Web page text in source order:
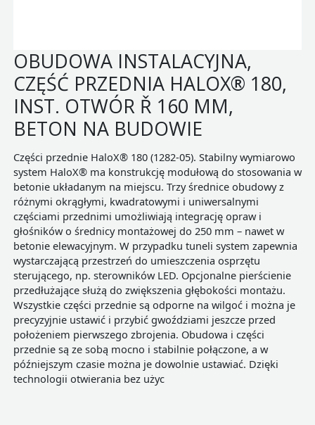
OBUDOWA INSTALACYJNA,
CZĘŚĆ PRZEDNIA HALOX® 180,
INST. OTWÓR Ř 160 MM,
BETON NA BUDOWIE
Części przednie HaloX® 180 (1282-05). Stabilny wymiarowo
system HaloX® ma konstrukcję modułową do stosowania w
betonie układanym na miejscu. Trzy średnice obudowy z
różnymi okrągłymi, kwadratowymi i uniwersalnymi
częściami przednimi umożliwiają integrację opraw i
głośników o średnicy montażowej do 250 mm – nawet w
betonie elewacyjnym. W przypadku tuneli system zapewnia
wystarczającą przestrzeń do umieszczenia osprzętu
sterującego, np. sterowników LED. Opcjonalne pierścienie
przedłużające służą do zwiększenia głębokości montażu.
Wszystkie części przednie są odporne na wilgoć i można je
precyzyjnie ustawić i przybić gwoździami jeszcze przed
położeniem pierwszego zbrojenia. Obudowa i części
przednie są ze sobą mocno i stabilnie połączone, a w
późniejszym czasie można je dowolnie ustawiać. Dzięki
technologii otwierania bez użyc